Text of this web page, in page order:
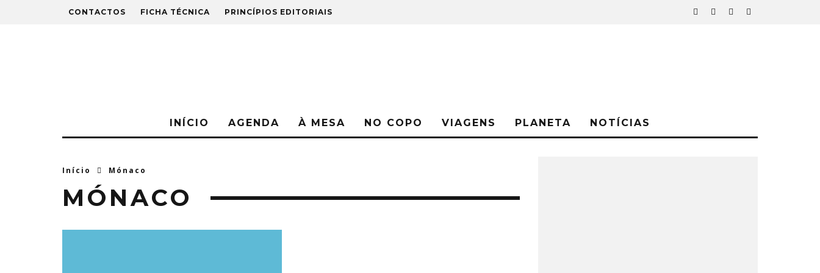
CONTACTOS FICHA TÉCNICA PRINCÍPIOS EDITORIAIS
INÍCIO AGENDA À MESA NO COPO VIAGENS PLANETA NOTÍCIAS
Início Mónaco
MÓNACO